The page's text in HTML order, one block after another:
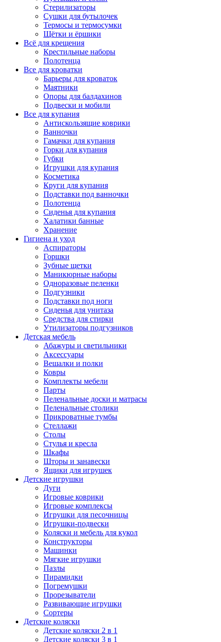
Стерилизаторы
Сушки для бутылочек
Термосы и термосумки
Щётки и ёршики
Всё для крещения
Крестильные наборы
Полотенца
Все для кроватки
Барьеры для кроваток
Маятники
Опоры для балдахинов
Подвески и мобили
Все для купания
Антискользящие коврики
Ванночки
Гамачки для купания
Горки для купания
Губки
Игрушки для купания
Косметика
Круги для купания
Подставки под ванночки
Полотенца
Сиденья для купания
Халатики банные
Хранение
Гигиена и уход
Аспираторы
Горшки
Зубные щетки
Маникюрные наборы
Одноразовые пеленки
Подгузники
Подставки под ноги
Сиденья для унитаза
Средства для стирки
Утилизаторы подгузников
Детская мебель
Абажуры и светильники
Аксессуары
Вешалки и полки
Ковры
Комплекты мебели
Парты
Пеленальные доски и матрасы
Пеленальные столики
Прикроватные тумбы
Стеллажи
Столы
Стулья и кресла
Шкафы
Шторы и занавески
Ящики для игрушек
Детские игрушки
Дуги
Игровые коврики
Игровые комплексы
Игрушки для песочницы
Игрушки-подвески
Коляски и мебель для кукол
Конструкторы
Машинки
Мягкие игрушки
Пазлы
Пирамидки
Погремушки
Прорезыватели
Развивающие игрушки
Сортеры
Детские коляски
Детские коляски 2 в 1
Детские коляски 3 в 1